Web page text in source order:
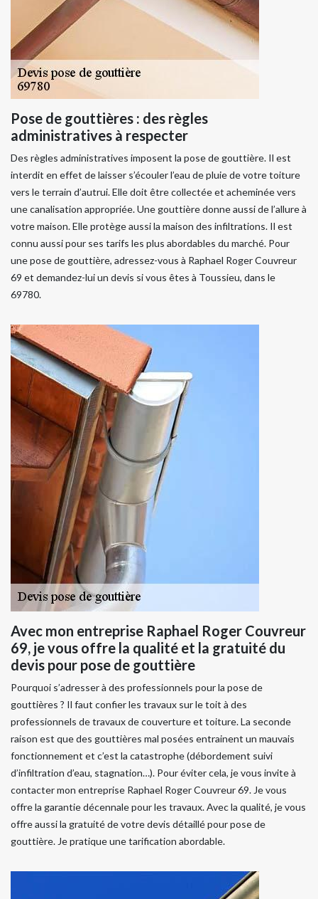
Pose de gouttières : des règles
administratives à respecter
Des règles administratives imposent la pose de gouttière. Il est
interdit en effet de laisser s’écouler l’eau de pluie de votre toiture
vers le terrain d’autrui. Elle doit être collectée et acheminée vers
une canalisation appropriée. Une gouttière donne aussi de l’allure à
votre maison. Elle protège aussi la maison des infiltrations. Il est
connu aussi pour ses tarifs les plus abordables du marché. Pour
une pose de gouttière, adressez-vous à Raphael Roger Couvreur
69 et demandez-lui un devis si vous êtes à Toussieu, dans le
69780.
Avec mon entreprise Raphael Roger Couvreur
69, je vous offre la qualité et la gratuité du
devis pour pose de gouttière
Pourquoi s’adresser à des professionnels pour la pose de
gouttières ? Il faut confier les travaux sur le toit à des
professionnels de travaux de couverture et toiture. La seconde
raison est que des gouttières mal posées entrainent un mauvais
fonctionnement et c’est la catastrophe (débordement suivi
d’infiltration d’eau, stagnation…). Pour éviter cela, je vous invite à
contacter mon entreprise Raphael Roger Couvreur 69. Je vous
offre la garantie décennale pour les travaux. Avec la qualité, je vous
offre aussi la gratuité de votre devis détaillé pour pose de
gouttière. Je pratique une tarification abordable.